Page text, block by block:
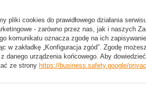
pliki cookies do prawidłowego działania
- zarówno przez nas, jak i naszych
komunikatu oznacza zgodę na ich
zakładkę „Konfiguracja zgód”. Zgodę
danego urządzenia końcowego. Aby
ze strony https://business.safety.google/